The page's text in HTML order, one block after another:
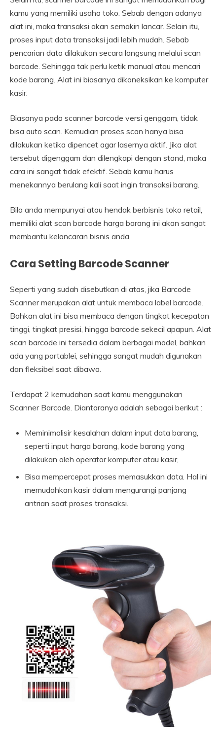
kamu yang memiliki usaha toko. Sebab dengan adanya
alat ini, maka transaksi akan semakin lancar. Selain itu,
proses input data transaksi jadi lebih mudah. Sebab
pencarian data dilakukan secara langsung melalui scan
barcode. Sehingga tak perlu ketik manual atau mencari
kode barang. Alat ini biasanya dikoneksikan ke komputer
kasir.
Biasanya pada scanner barcode versi genggam, tidak
bisa auto scan. Kemudian proses scan hanya bisa
dilakukan ketika dipencet agar lasernya aktif. Jika alat
tersebut digenggam dan dilengkapi dengan stand, maka
cara ini sangat tidak efektif. Sebab kamu harus
menekannya berulang kali saat ingin transaksi barang.
Bila anda mempunyai atau hendak berbisnis toko retail,
memiliki alat scan barcode harga barang ini akan sangat
membantu kelancaran bisnis anda.
Cara Setting Barcode Scanner
Seperti yang sudah disebutkan di atas, jika Barcode
Scanner merupakan alat untuk membaca label barcode.
Bahkan alat ini bisa membaca dengan tingkat kecepatan
tinggi, tingkat presisi, hingga barcode sekecil apapun. Alat
scan barcode ini tersedia dalam berbagai model, bahkan
ada yang portablei, sehingga sangat mudah digunakan
dan fleksibel saat dibawa.
Terdapat 2 kemudahan saat kamu menggunakan
Scanner Barcode. Diantaranya adalah sebagai berikut :
Meminimalisir kesalahan dalam input data barang,
seperti input harga barang, kode barang yang
dilakukan oleh operator komputer atau kasir,
Bisa mempercepat proses memasukkan data. Hal ini
memudahkan kasir dalam mengurangi panjang
antrian saat proses transaksi.